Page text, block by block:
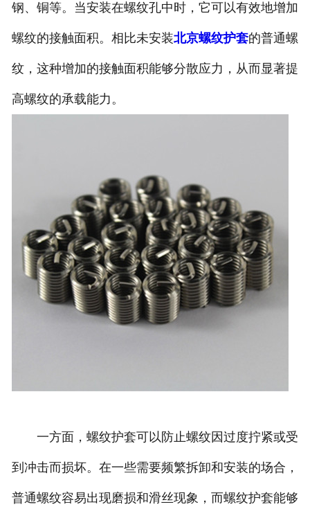
钢、铜等。当安装在螺纹孔中时，它可以有效地增加
螺纹的接触面积。相比未安装北京螺纹护套的普通螺
纹，这种增加的接触面积能够分散应力，从而显著提
高螺纹的承载能力。
一方面，螺纹护套可以防止螺纹因过度拧紧或受
到冲击而损坏。在一些需要频繁拆卸和安装的场合，
普通螺纹容易出现磨损和滑丝现象，而螺纹护套能够